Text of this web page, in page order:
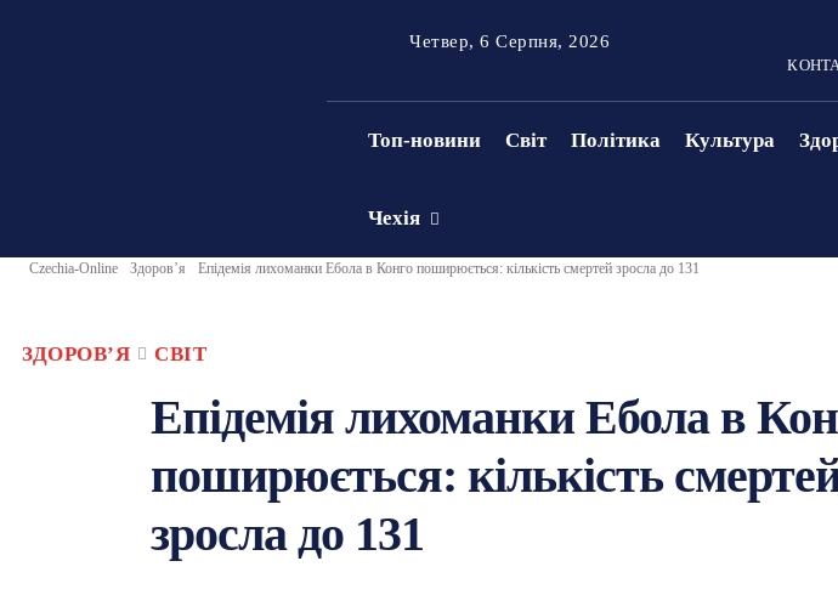
Четвер, 6 Серпня, 2026
Топ-новини Світ Політика Культура
Чехія
Czechia-Online Здоровʼя Епідемія лихоманки Ебола в Конго поширюється: кількість смертей зросла до 131
ЗДОРОВʼЯ СВІТ
Епідемія лихоманки Ебола в
поширюється: кількість
зросла до 131